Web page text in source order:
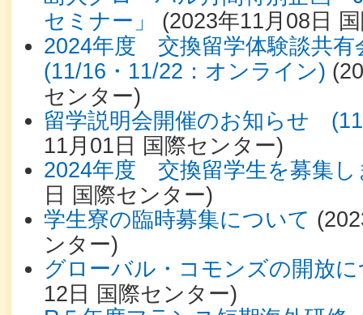
セミナー」
(2023年11月08日
2024年度 交換留学体験談共有
(11/16・11/22：オンライン) (
センター)
留学説明会開催のお知らせ
11月01日 国際センター)
2024年度 交換留学生を募集し
日 国際センター)
学生寮の臨時募集について (
ンター)
グローバル・コモンズの開放
12日 国際センター)